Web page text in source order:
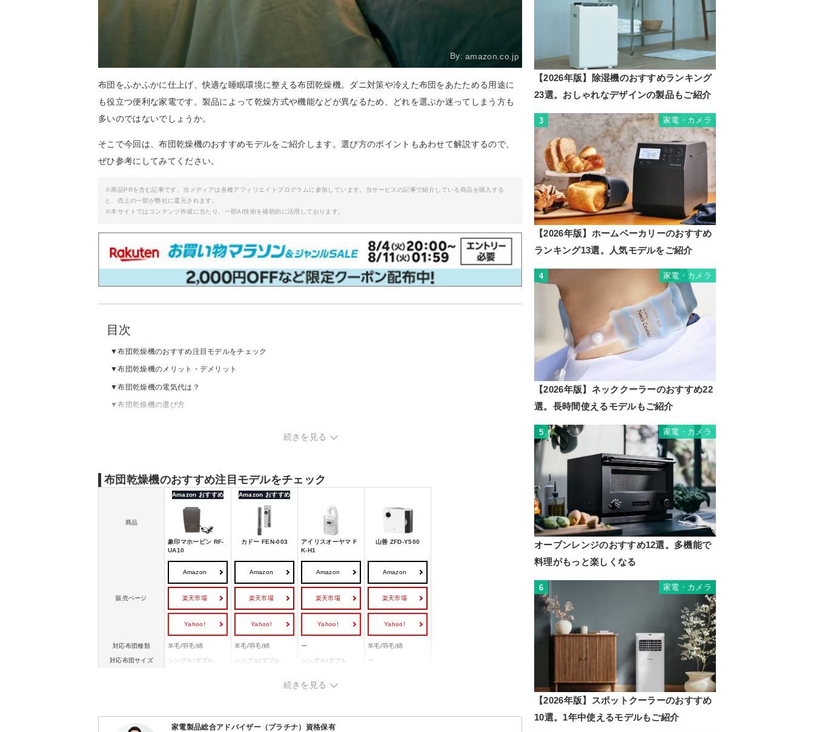
By:amazon.co.jp
布団をふかふかに仕上げ、快適な睡眠環境に整える布団乾燥機。ダニ対策や冷えた布団をあたためる用途に
も役立つ便利な家電です。製品によって乾燥方式や機能などが異なるため、どれを選ぶか迷ってしまう方も
多いのではないでしょうか。
そこで今回は、布団乾燥機のおすすめモデルをご紹介します。選び方のポイントもあわせて解説するので、
ぜひ参考にしてみてください。
※商品PRを含む記事です。当メディアは各種アフィリエイトプログラムに参加しています。当サービスの記事で紹介している商品を購入する
と、売上の一部が弊社に還元されます。
※本サイトではコンテンツ作成に当たり、一部AI技術を補助的に活用しております。
目次
布団乾燥機のおすすめ注目モデルをチェック
布団乾燥機のメリット・デメリット
布団乾燥機の電気代は？
布団乾燥機の選び方
布団乾燥機のおすすめランキング｜マットなし
布団乾燥機のおすすめランキング｜マットあり
布団乾燥機の売れ筋ランキングをチェック
布団乾燥機を使う頻度は？
続きを見る
布団乾燥機のおすすめ注目モデルをチェック
商品
Amazon おすすめ
象印マホービン RF-
UA10
Amazon おすすめ
カドー FEN-003
アイリスオーヤマ F
K-H1
山善 ZFD-Y500
販売ページ
Amazon
楽天市場
Yahoo!
Amazon
楽天市場
Yahoo!
Amazon
楽天市場
Yahoo!
Amazon
楽天市場
Yahoo!
対応布団種類 羊毛/羽毛/綿 羊毛/羽毛/綿 ー 羊毛/羽毛/綿
対応布団サイズ シングル/ダブル シングル/ダブル シングル/ダブル ー
ー
幅x高さx奥行き(本体
サイズ)
200x330x150 mm 49x315x49mm 168x380x150mm
続きを見る
家電製品総合アドバイザー（プラチナ）資格保有
【2026年版】除湿機のおすすめランキング
23選。おしゃれなデザインの製品もご紹介
3 家電・カメラ
【2026年版】ホームベーカリーのおすすめ
ランキング13選。人気モデルをご紹介
4 家電・カメラ
【2026年版】ネッククーラーのおすすめ22
選。長時間使えるモデルもご紹介
5 家電・カメラ
オーブンレンジのおすすめ12選。多機能で
料理がもっと楽しくなる
6 家電・カメラ
【2026年版】スポットクーラーのおすすめ
10選。1年中使えるモデルもご紹介